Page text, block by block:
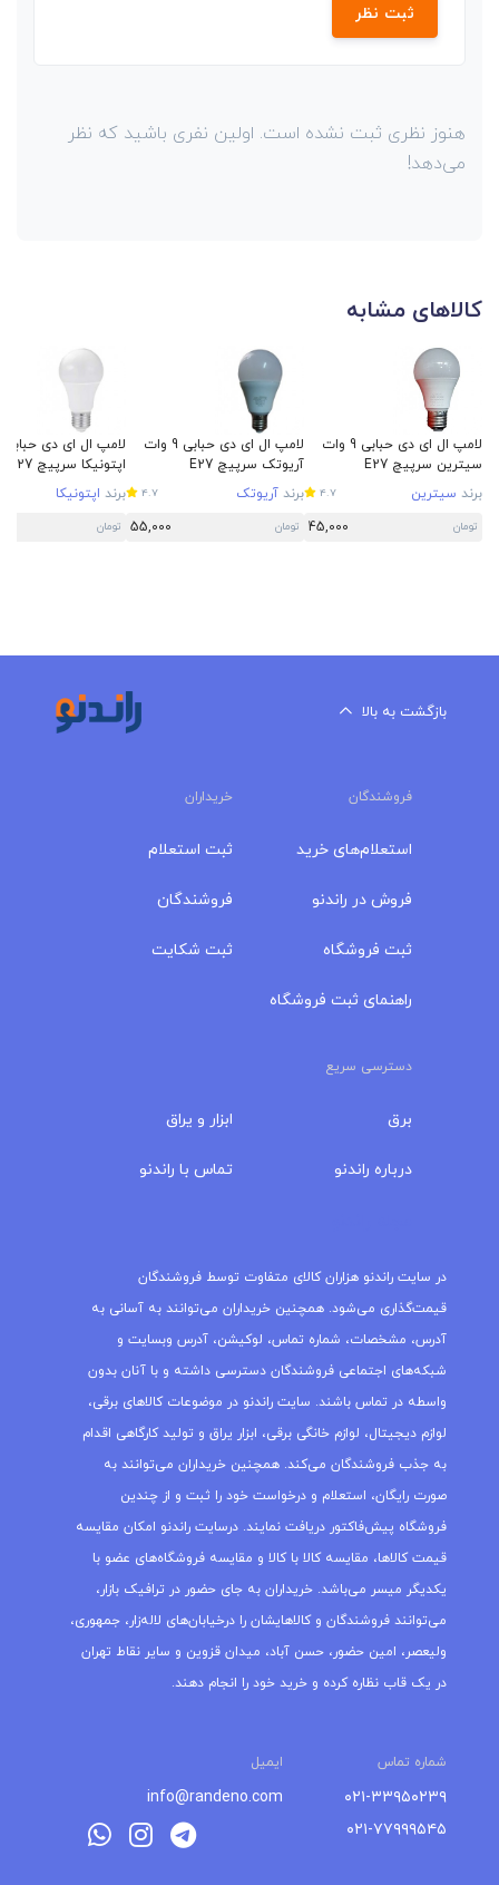
ثبت نظر
هنوز نظری ثبت نشده است. اولین نفری باشید که نظر
می‌دهد!
کالاهای مشابه
لامپ ال ای دی حبابی 9 وات
سیترین سرپیچ E27
برند سیترین 4.7
تومان 45,000
لامپ ال ای دی حبابی 9 وات
آریوتک سرپیچ E27
برند آریوتک 4.7
تومان 55,000
اپتونیکا سرپیچ E27
برند اپتونیکا
تومان
بازگشت به بالا
فروشندگان خریداران
استعلام‌های خرید
فروش در راندنو
ثبت فروشگاه
راهنمای ثبت فروشگاه
ثبت استعلام
فروشندگان
ثبت شکایت
دسترسی سریع
برق
درباره‌ راندنو
ابزار و یراق
تماس با راندنو
در سایت راندنو هزاران کالای متفاوت توسط فروشندگان
قیمت‌گذاری می‌شود. همچنین خریداران می‌توانند به آسانی به
آدرس، مشخصات، شماره تماس، لوکیشن، آدرس وبسایت و
شبکه‌های اجتماعی فروشندگان دسترسی داشته و با آنان بدون
واسطه در تماس باشند. سایت راندنو در موضوعات کالاهای برقی،
لوازم دیجیتال، لوازم خانگی برقی، ابزار یراق و تولید کارگاهی اقدام
به جذب فروشندگان می‌کند. همچنین خریداران می‌توانند به
صورت رایگان، استعلام و درخواست خود را ثبت و از چندین
فروشگاه پیش‌فاکتور دریافت نمایند. درسایت راندنو امکان مقایسه
قیمت کالاها، مقایسه کالا با کالا و مقایسه فروشگاه‌های عضو با
یکدیگر میسر می‌باشد. خریداران به جای حضور در ترافیک بازار،
می‌توانند فروشندگان و کالاهایشان را درخیابان‌های لاله‌زار، جمهوری،
ولیعصر، امین حضور، حسن آباد، میدان قزوین و سایر نقاط تهران
در یک قاب نظاره کرده و خرید خود را انجام دهند.
شماره تماس ایمیل
۰۲۱-۳۳۹۵۰۲۳۹
۰۲۱-۷۷۹۹۹۵۴۵
info@randeno.com